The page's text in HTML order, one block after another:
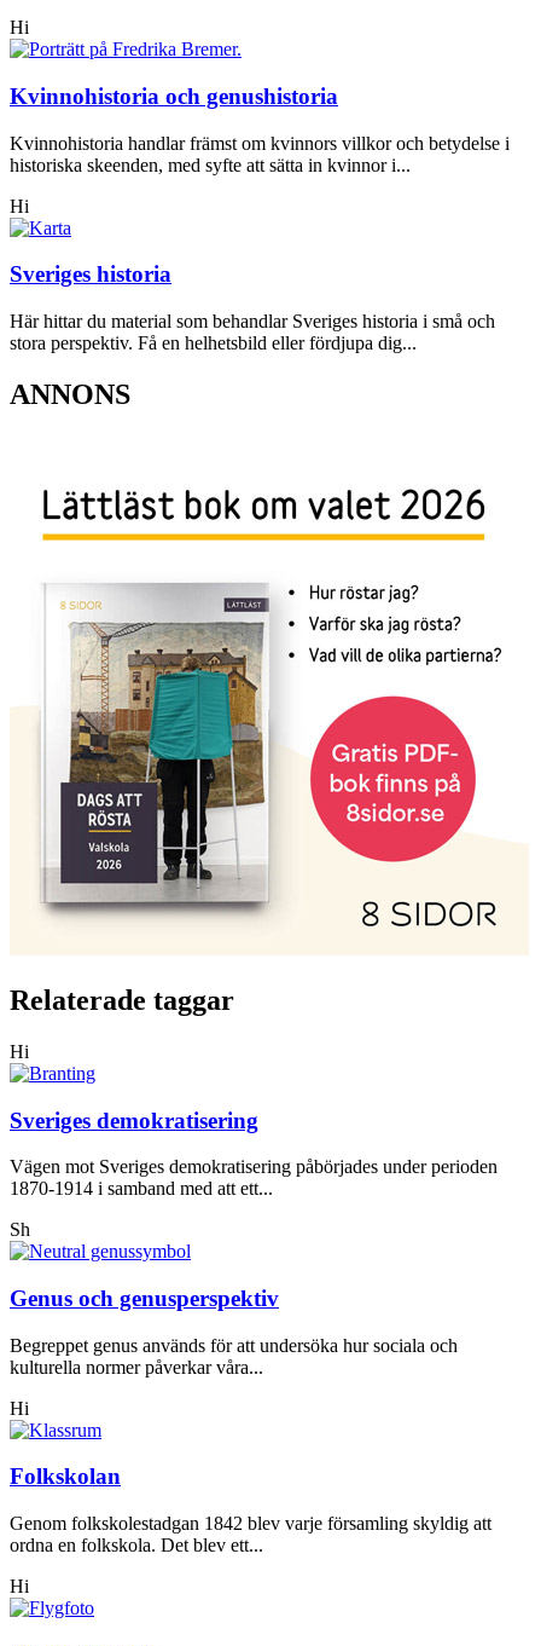
Hi
Kvinnohistoria och genushistoria
Kvinnohistoria handlar främst om kvinnors villkor och betydelse i
historiska skeenden, med syfte att sätta in kvinnor i...
Hi
Sveriges historia
Här hittar du material som behandlar Sveriges historia i små och
stora perspektiv. Få en helhetsbild eller fördjupa dig...
ANNONS
Relaterade taggar
Hi
Sveriges demokratisering
Vägen mot Sveriges demokratisering påbörjades under perioden
1870-1914 i samband med att ett...
Sh
Genus och genusperspektiv
Begreppet genus används för att undersöka hur sociala och
kulturella normer påverkar våra...
Hi
Folkskolan
Genom folkskolestadgan 1842 blev varje församling skyldig att
ordna en folkskola. Det blev ett...
Hi